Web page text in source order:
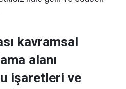
kavramsal
alanı
işaretleri ve